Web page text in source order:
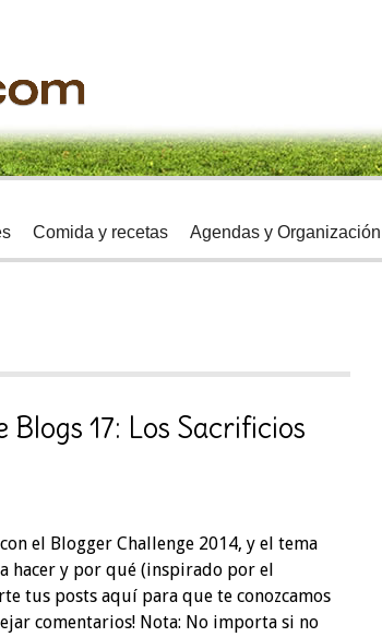
Comida y recetas Agendas y Organización
Blogs 17: Los Sacrificios
el Blogger Challenge 2014, y el tema
hacer y por qué (inspirado por el
tus posts aquí para que te conozcamos
comentarios! Nota: No importa si no